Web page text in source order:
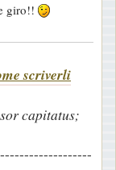
giro!!
scriverli
capitatus;